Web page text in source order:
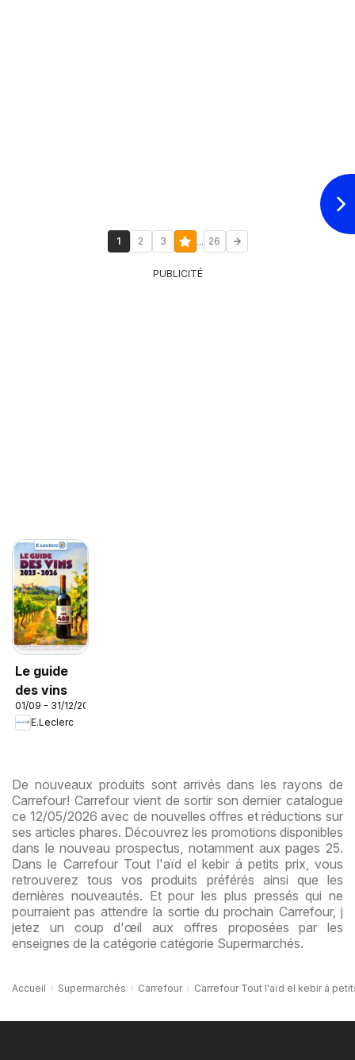
1 2 3 ... 26
PUBLICITÉ
Le guide
des vins
01/09 - 31/12/2026
E.Leclerc
De nouveaux produits sont arrivés dans les rayons de
Carrefour! Carrefour vient de sortir son dernier catalogue
ce 12/05/2026 avec de nouvelles offres et réductions sur
ses articles phares. Découvrez les promotions disponibles
dans le nouveau prospectus, notamment aux pages 25.
Dans le Carrefour Tout l'aïd el kebir á petits prix, vous
retrouverez tous vos produits préférés ainsi que les
dernières nouveautés. Et pour les plus pressés qui ne
pourraient pas attendre la sortie du prochain Carrefour, j
jetez un coup d'œil aux offres proposées par les
enseignes de la catégorie catégorie Supermarchés.
Accueil Supermarchés Carrefour Carrefour Tout l'aïd el kebir á